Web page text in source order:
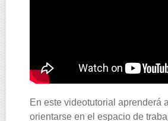
En este videotutorial aprenderá
orientarse en el espacio de